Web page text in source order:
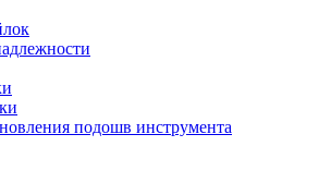
подошв инструмента